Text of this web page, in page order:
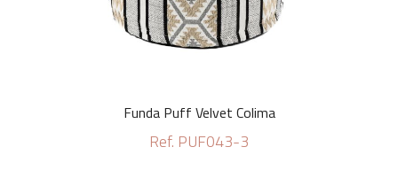
Funda Puff Velvet Colima
Ref. PUF043-3